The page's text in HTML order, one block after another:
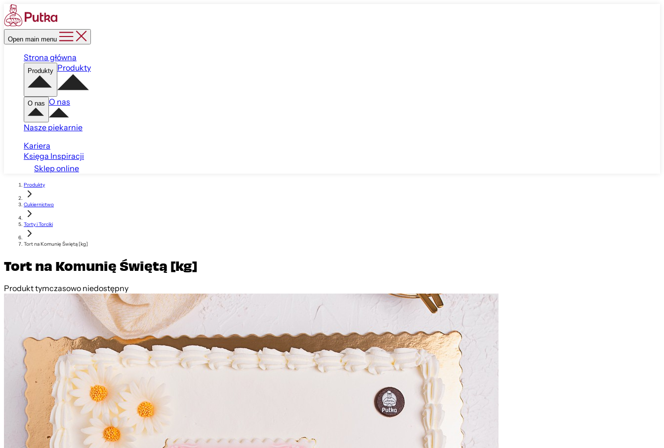
Open main menu
Strona główna
Produkty Produkty
O nas O nas
Nasze piekarnie
Kariera
Księga Inspiracji
Sklep online
Produkty
Cukiernictwo
Torty i Torciki
Tort na Komunię Świętą [kg]
Tort na Komunię Świętą [kg]
Produkt tymczasowo niedostępny